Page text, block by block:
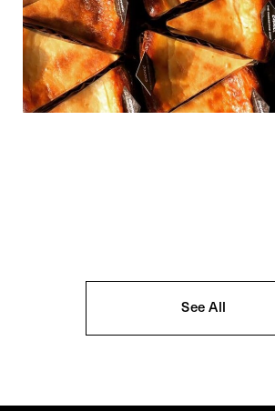
See All